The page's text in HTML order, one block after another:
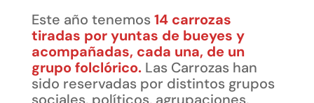
Este año tenemos14 carrozas
tiradas por yuntas de bueyes y
acompañadas, cada una, de un
grupo folclórico.Las Carrozas han
sido reservadas por distintos grupos